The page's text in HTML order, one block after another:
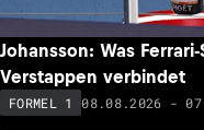
Johansson: Was
Verstappen verbindet
FORMEL 1 08.08.2026 -